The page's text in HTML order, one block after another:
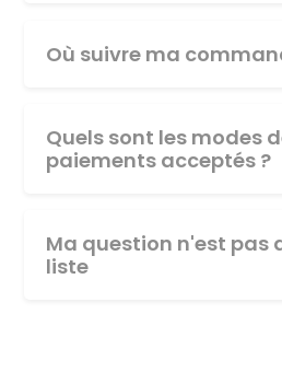
Où suivre ma
Quels sont les modes
paiements acceptés ?
Ma question n'est pas
liste